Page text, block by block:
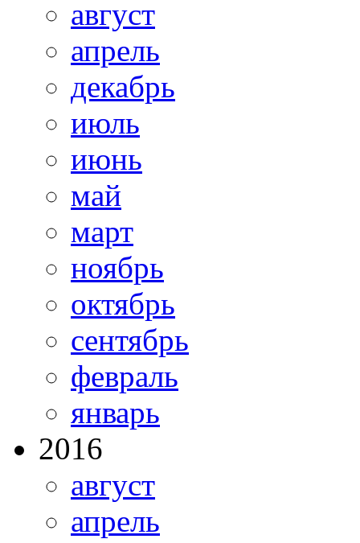
август
апрель
декабрь
июль
июнь
май
март
ноябрь
октябрь
сентябрь
февраль
январь
2016
август
апрель